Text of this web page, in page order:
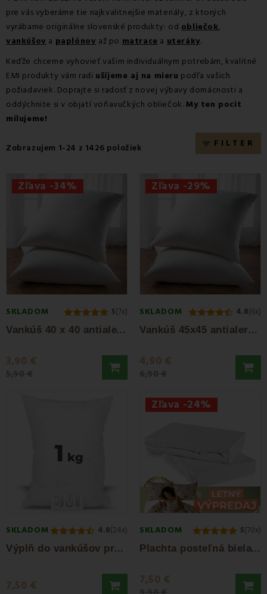
pre vás vyberáme tie najkvalitnejšie materiály, z ktorých
vyrábame originálne slovenské produkty: od obliečok,
vankúšov a paplónov až po matrace a uteráky.
Keďže chceme vyhovieť vašim individuálnym potrebám, kvalitné
EMI produkty vám radi ušíjeme aj na mieru podľa vašich
požiadaviek. Doprajte si radosť z novej výbavy domácnosti a
oddýchnite si v objatí voňavučkých obliečok.My ten pocit
milujeme!
filter_list FILTER
Zobrazujem 1-24 z 1426 položiek
Zľava -34%
SKLADOM 5(7x)
V
ankúš 40 x 40 antialergický EMI standard
3,90 €
Zľava -29%
SKLADOM 4.8(6x)
V
ankúš 45x45 antialergický EMI standard
4,90 €
SKLADOM 4.8(24x)
V
ýplň do vankúšov protialergická guľôčka...
7,50 €
Zľava -24%
SKLADOM 5(70x)
P
lachta posteľná biela jersey EMI
7,50 €